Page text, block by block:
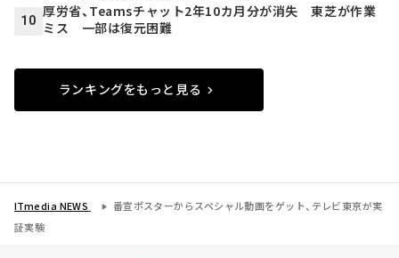
10
厚労省、Teamsチャット2年10カ月分が消失 東芝が作業
ミス 一部は復元困難
ランキングをもっと見る
ITmedia NEWS
番宣ポスターからスペシャル動画をゲット、テレビ東京が実
証実験